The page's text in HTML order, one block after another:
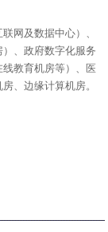
网及数据中心）、
、政府数字化服务
教育机房等）、医
、边缘计算机房。